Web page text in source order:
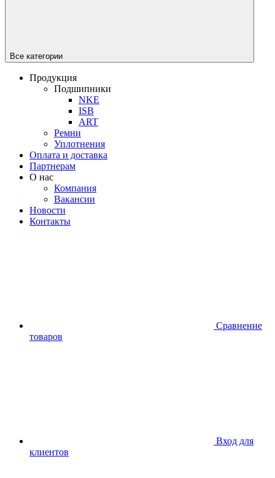
Все категории
Продукция
Подшипники
NKE
ISB
ART
Ремни
Уплотнения
Оплата и доставка
Партнерам
О нас
Компания
Вакансии
Новости
Контакты
Сравнение
товаров
Вход для
клиентов